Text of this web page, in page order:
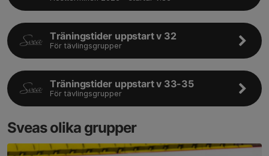
Träningstider uppstart v 32
För tävlingsgrupper
Träningstider uppstart v 33-35
För tävlingsgrupper
Sveas olika grupper